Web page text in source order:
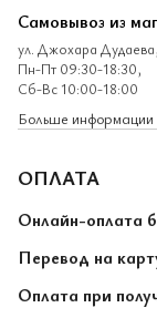
Самовывоз из
ул. Джохара
Пн-Пт 09:30-18:30,
Сб-Вс 10:00-18:00
Больше информации
ОПЛАТА
Онлайн-оплата
Перевод на
Оплата при